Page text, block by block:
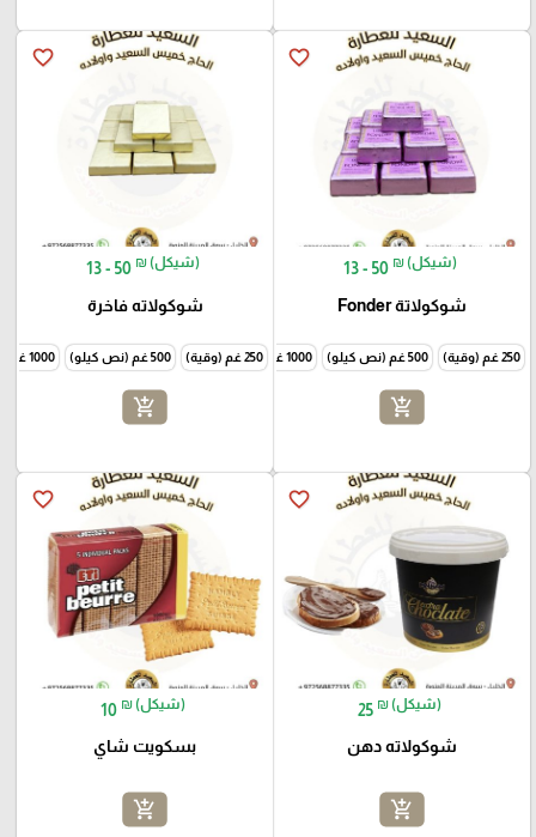
favorite_border
13 - 50 ₪ (شيكل)
شوكولاتة Fonder
250 غم (وقية) 500 غم (نص كيلو) 1000 غم (كيلو)
add_shopping_cart
favorite_border
13 - 50 ₪ (شيكل)
شوكولاته فاخرة
250 غم (وقية) 500 غم (نص كيلو) 1000 غم (كيلو)
add_shopping_cart
favorite_border
25 ₪ (شيكل)
شوكولاته دهن
add_shopping_cart
favorite_border
10 ₪ (شيكل)
بسكويت شاي
add_shopping_cart